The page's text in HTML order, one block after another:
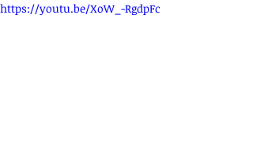
https://youtu.be/XoW_-RgdpFc